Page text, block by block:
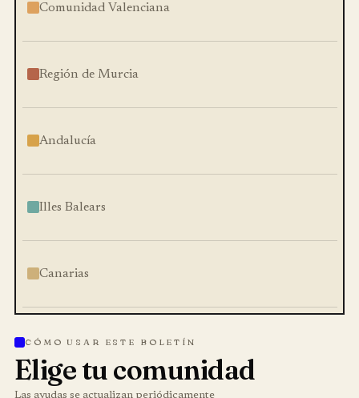
Comunidad Valenciana
Región de Murcia
Andalucía
Illes Balears
Canarias
CÓMO USAR ESTE BOLETÍN
Elige tu comunidad